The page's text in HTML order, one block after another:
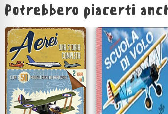
Potrebbero piacerti